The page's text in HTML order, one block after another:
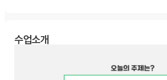
수업소개